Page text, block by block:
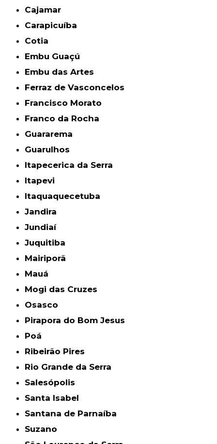
Cajamar
Carapicuíba
Cotia
Embu Guaçú
Embu das Artes
Ferraz de Vasconcelos
Francisco Morato
Franco da Rocha
Guararema
Guarulhos
Itapecerica da Serra
Itapevi
Itaquaquecetuba
Jandira
Jundiaí
Juquitiba
Mairiporã
Mauá
Mogi das Cruzes
Osasco
Pirapora do Bom Jesus
Poá
Ribeirão Pires
Rio Grande da Serra
Salesópolis
Santa Isabel
Santana de Parnaíba
Suzano